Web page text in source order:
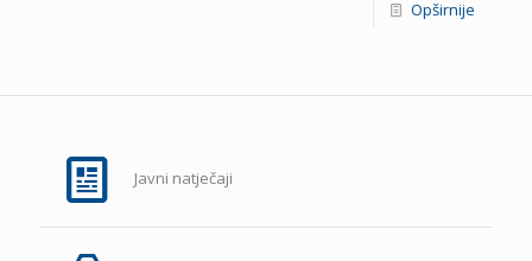
Opširnije
Javni natječaji